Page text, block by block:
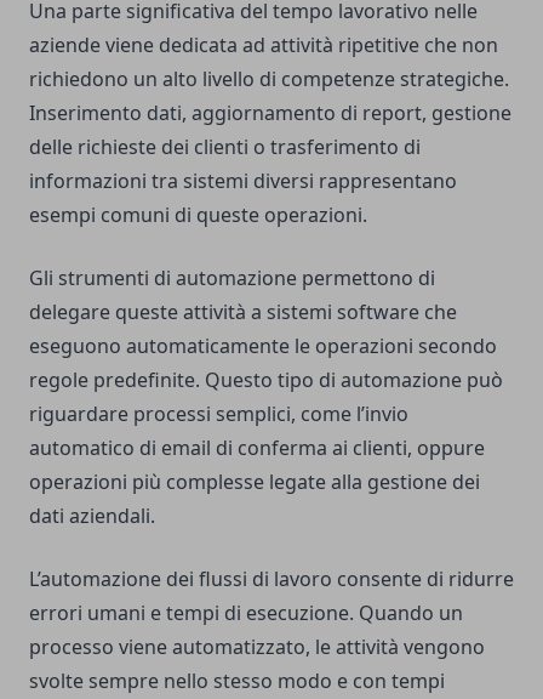
Una parte significativa del tempo lavorativo nelle
aziende viene dedicata ad attività ripetitive che non
richiedono un alto livello di competenze strategiche.
Inserimento dati, aggiornamento di report, gestione
delle richieste dei clienti o trasferimento di
informazioni tra sistemi diversi rappresentano
esempi comuni di queste operazioni.
Gli strumenti di automazione permettono di
delegare queste attività a sistemi software che
eseguono automaticamente le operazioni secondo
regole predefinite. Questo tipo di automazione può
riguardare processi semplici, come l’invio
automatico di email di conferma ai clienti, oppure
operazioni più complesse legate alla gestione dei
dati aziendali.
L’automazione dei flussi di lavoro consente di ridurre
errori umani e tempi di esecuzione. Quando un
processo viene automatizzato, le attività vengono
svolte sempre nello stesso modo e con tempi